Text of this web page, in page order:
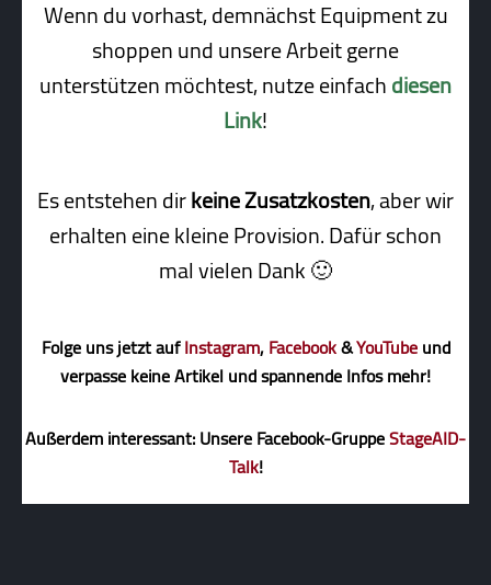
Wenn du vorhast, demnächst Equipment zu
shoppen und unsere Arbeit gerne
unterstützen möchtest, nutze einfachdiesen
Link!
Es entstehen dirkeine Zusatzkosten, aber wir
erhalten eine kleine Pro­vi­sion. Dafür schon
mal vielen Dank 🙂
Folge uns jetzt aufInstagram,Facebook&YouTubeund
verpasse keine Artikel und spannende Infos mehr!
Außerdem interessant: Unsere Facebook-GruppeStageAID-
Talk!